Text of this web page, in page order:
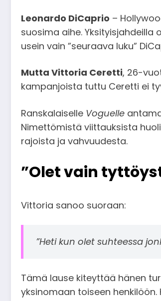
Leonardo DiCaprio –
suosima aihe.
usein vain ”seuraava luku”
Mutta Vittoria Ceretti, 26-
kampanjoista tuttu Ceretti ei
Ranskalaiselle Voguelle
Nimettömistä viittauksista
rajoista ja vahvuudesta.
”Olet vain
Vittoria sanoo suoraan:
”Heti kun olet suhteessa
Tämä lause kiteyttää hänen
yksinomaan toiseen